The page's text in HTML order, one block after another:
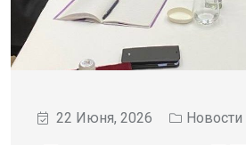
22 Июня, 2026 Новости